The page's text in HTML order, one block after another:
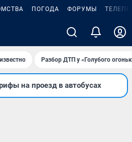
ПОГОДА ФОРУМЫ
Разбор ДТП у «Голубого
на проезд в автобусах